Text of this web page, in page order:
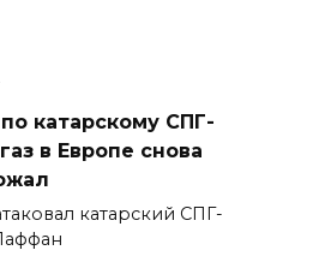
катарскому СПГ-
в Европе снова
катарский СПГ-